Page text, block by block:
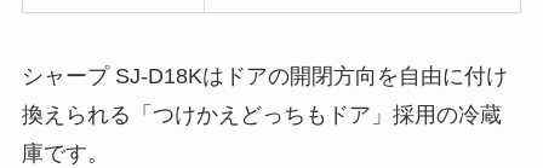
シャープ SJ-D18Kはドアの開閉方向を自由に付け
換えられる「つけかえどっちもドア」採用の冷蔵
庫です。